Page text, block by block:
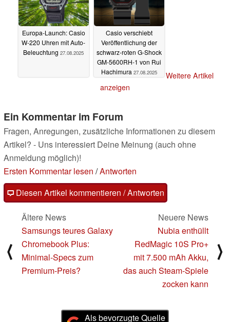
Europa-Launch: Casio
W-220 Uhren mit Auto-
Beleuchtung 27.08.2025
Casio verschiebt
Veröffentlichung der
schwarz-roten G-Shock
GM-5600RH-1 von Rui
Hachimura 27.08.2025
Weitere Artikel
anzeigen
Ein Kommentar im Forum
Fragen, Anregungen, zusätzliche Informationen zu diesem
Artikel? - Uns interessiert Deine Meinung (auch ohne
Anmeldung möglich)!
Ersten Kommentar lesen /Antworten
Diesen Artikel kommentieren / Antworten
⟨
Ältere News
Samsungs teures Galaxy
Chromebook Plus:
Minimal-Specs zum
Premium-Preis?
Neuere News
Nubia enthüllt
RedMagic 10S Pro+
mit 7.500 mAh Akku,
das auch Steam-Spiele
zocken kann
⟩
Als bevorzugte Quelle